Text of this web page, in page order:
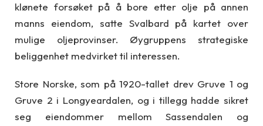
klønete forsøket på å bore etter olje på annen
manns eiendom, satte Svalbard på kartet over
mulige oljeprovinser. Øygruppens strategiske
beliggenhet medvirket til interessen.
Store Norske, som på 1920-tallet drev Gruve 1 og
Gruve 2 i Longyeardalen, og i tillegg hadde sikret
seg eiendommer mellom Sassendalen og